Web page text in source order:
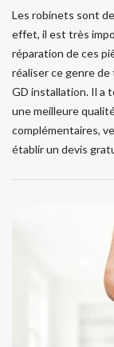
Les robinets sont
effet, il est très
réparation de ces
réaliser ce genre de
GD installation. Il a
une meilleure
complémentaires,
établir un devis